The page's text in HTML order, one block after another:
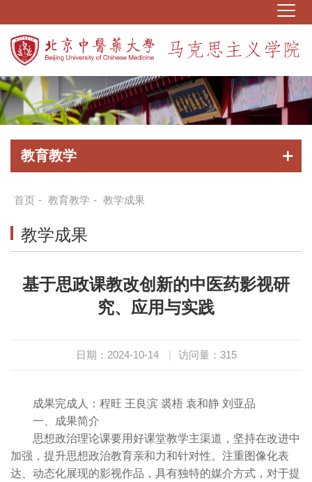
教育教学
首页 - 教育教学 - 教学成果
教学成果
基于思政课教改创新的中医药影视研
究、应用与实践
日期：2024-10-14 | 访问量： 315
成果完成人：程旺 王良滨 裘梧 袁和静 刘亚品
一、成果简介
思想政治理论课要用好课堂教学主渠道，坚持在改进中
加强，提升思想政治教育亲和力和针对性。注重图像化表
达、动态化展现的影视作品，具有独特的媒介方式，对于提